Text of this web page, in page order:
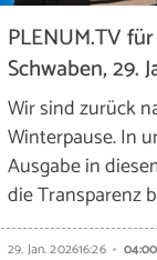
PLENUM.TV
Schwaben, 29.
Wir sind zurück
Winterpause. In
Ausgabe in
die Transparenz
29. Jan. 202616:26